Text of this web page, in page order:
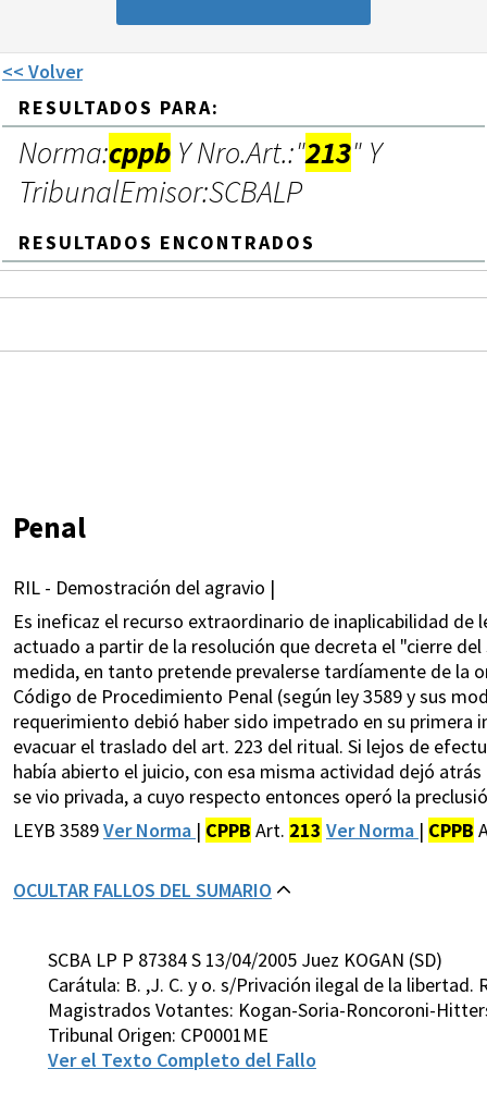
<< Volver
RESULTADOS PARA:
Norma:cppb Y Nro.Art.:"213" Y
TribunalEmisor:SCBALP
RESULTADOS ENCONTRADOS
Penal
RIL - Demostración del agravio |
Es ineficaz el recurso extraordinario de inaplicabilidad
actuado a partir de la resolución que decreta el "cierre
medida, en tanto pretende prevalerse tardíamente de la
Código de Procedimiento Penal (según ley 3589 y sus
requerimiento debió haber sido impetrado en su primera
evacuar el traslado del art. 223 del ritual. Si lejos de
había abierto el juicio, con esa misma actividad dejó
se vio privada, a cuyo respecto entonces operó la
LEYB 3589Ver Norma | CPPB Art. 213 Ver Norma | CPPB
OCULTAR FALLOS DEL SUMARIO
SCBA LP P 87384 S 13/04/2005 Juez KOGAN (SD)
Carátula: B. ,J. C. y o. s/Privación ilegal de la libertad.
Magistrados Votantes: Kogan-Soria-Roncoroni-
Tribunal Origen: CP0001ME
Ver el Texto Completo del Fallo